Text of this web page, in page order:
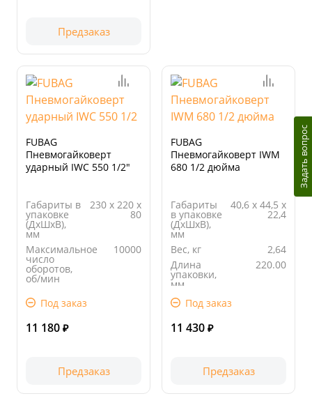
Предзаказ
FUBAG
Пневмогайковерт
ударный IWC 550 1/2"
Габариты в
упаковке
(ДхШхВ),
мм
230 х 220 х
80
Максимальное
число
оборотов,
об/мин
10000
Длина
мм
Под заказ
11 180 ₽
Предзаказ
FUBAG
Пневмогайковерт IWM
680 1/2 дюйма
Габариты
в упаковке
(ДхШхВ),
мм
40,6 х 44,5 х
22,4
Вес, кг
2,64
Длина
упаковки,
мм
220.00
Ширина
упаковки,
Под заказ
11 430 ₽
Предзаказ
Задать вопрос